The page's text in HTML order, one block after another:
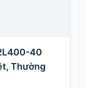
40
Thường